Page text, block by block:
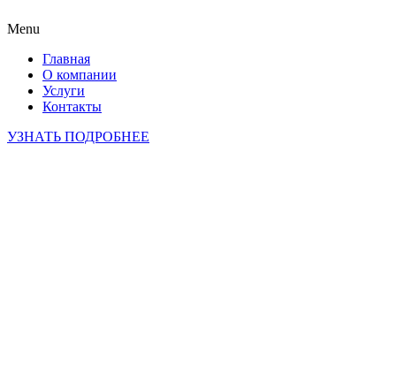
Menu
Главная
О компании
Услуги
Контакты
УЗНАТЬ ПОДРОБНЕЕ